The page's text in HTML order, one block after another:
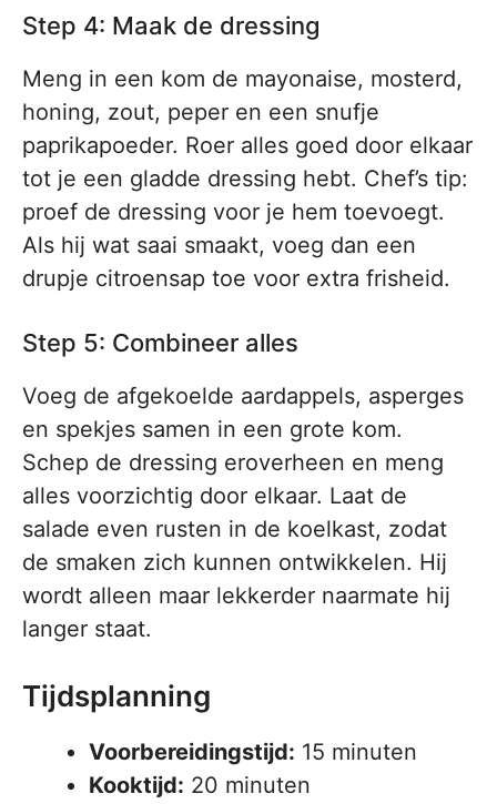
Step 4: Maak de dressing
Meng in een kom de mayonaise, mosterd,
honing, zout, peper en een snufje
paprikapoeder. Roer alles goed door elkaar
tot je een gladde dressing hebt. Chef’s tip:
proef de dressing voor je hem toevoegt.
Als hij wat saai smaakt, voeg dan een
drupje citroensap toe voor extra frisheid.
Step 5: Combineer alles
Voeg de afgekoelde aardappels, asperges
en spekjes samen in een grote kom.
Schep de dressing eroverheen en meng
alles voorzichtig door elkaar. Laat de
salade even rusten in de koelkast, zodat
de smaken zich kunnen ontwikkelen. Hij
wordt alleen maar lekkerder naarmate hij
langer staat.
Tijdsplanning
Voorbereidingstijd: 15 minuten
Kooktijd: 20 minuten